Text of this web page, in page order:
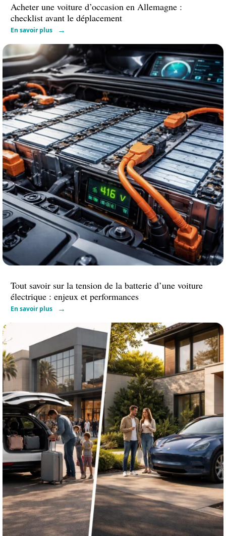
Acheter une voiture d’occasion en Allemagne :
checklist avant le déplacement
En savoir plus
Tout savoir sur la tension de la batterie d’une voiture
électrique : enjeux et performances
En savoir plus